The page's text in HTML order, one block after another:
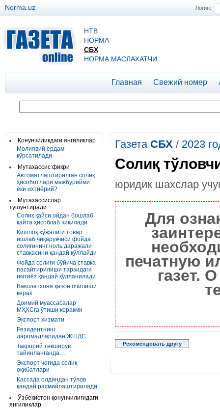
Логин:
Norma.uz
НТВ
НОРМА
СБХ
НОРМА МАСЛАХАТЧИ
Главная Свежий номер
Қонунчиликдаги янгиликлар
Молиявий ёрдам
кўрсатилади
Мутахассис фикри
Автоматлаштирилган солиқ
ҳисоботлари мажбурийми
ёки ихтиёрий?
Мутахассислар
тушунтиради
Солиқ қайси ойдан бошлаб
қайта ҳисоблаб чиқилади
Қишлоқ хўжалиги товар
ишлаб чиқарувчиси фойда
солиғининг ноль даражали
ставкасини қандай қўллайди
Фойда солиғи бўйича ставка
пасайтирилиши тарзидаги
имтиёз қандай қўлланилади
Ваколатхона қачон очилиши
керак
Доимий муассасалар
МҲХСга ўтиши керакми
Экспорт хизмати
Резидентнинг
даромадларидан ЖШДС
Такрорий текширув
тайинланганда…
Экспорт чоғида солиқ
оқибатлари
Кассада олдиндан тўлов
қандай расмийлаштирилади
Ўзбекистон қонунчилигидаги
янгиликлар
Газета СБХ / 2023
Солиқ
юридик шахслар
Для
печатную
газет.
Рекомендовать другу